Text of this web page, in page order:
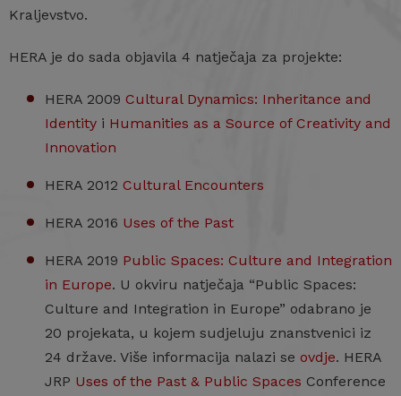
Kraljevstvo.
HERA je do sada objavila 4 natječaja za projekte:
HERA 2009 Cultural Dynamics: Inheritance and
Identity i Humanities as a Source of Creativity and
Innovation
HERA 2012 Cultural Encounters
HERA 2016 Uses of the Past
HERA 2019 Public Spaces: Culture and Integration
in Europe. U okviru natječaja “Public Spaces:
Culture and Integration in Europe” odabrano je
20 projekata, u kojem sudjeluju znanstvenici iz
24 države. Više informacija nalazi se ovdje. HERA
JRP Uses of the Past & Public Spaces Conference